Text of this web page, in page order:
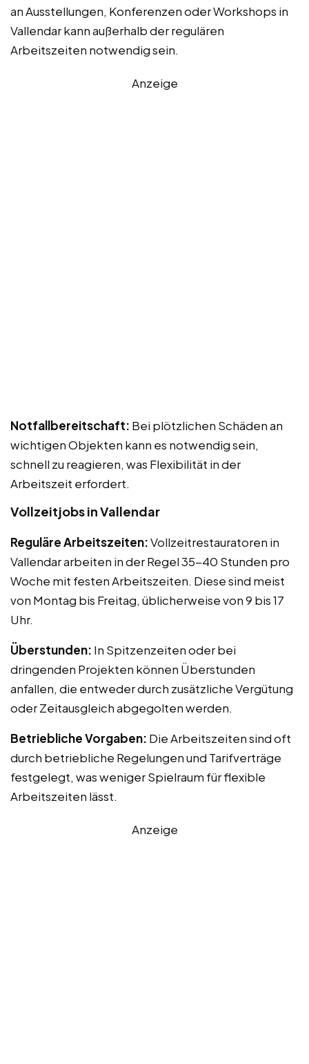
an Ausstellungen, Konferenzen oder Workshops in
Vallendar kann außerhalb der regulären
Arbeitszeiten notwendig sein.
Anzeige
Notfallbereitschaft: Bei plötzlichen Schäden an
wichtigen Objekten kann es notwendig sein,
schnell zu reagieren, was Flexibilität in der
Arbeitszeit erfordert.
Vollzeitjobs in Vallendar
Reguläre Arbeitszeiten:Vollzeitrestauratoren in
Vallendar arbeiten in der Regel 35-40 Stunden pro
Woche mit festen Arbeitszeiten. Diese sind meist
von Montag bis Freitag, üblicherweise von 9 bis 17
Uhr.
Überstunden: In Spitzenzeiten oder bei
dringenden Projekten können Überstunden
anfallen, die entweder durch zusätzliche Vergütung
oder Zeitausgleich abgegolten werden.
Betriebliche Vorgaben: Die Arbeitszeiten sind oft
durch betriebliche Regelungen und Tarifverträge
festgelegt, was weniger Spielraum für flexible
Arbeitszeiten lässt.
Anzeige